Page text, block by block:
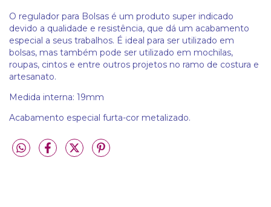
O regulador para Bolsas é um produto super indicado
devido a qualidade e resistência, que dá um acabamento
especial a seus trabalhos. É ideal para ser utilizado em
bolsas, mas também pode ser utilizado em mochilas,
roupas, cintos e entre outros projetos no ramo de costura e
artesanato.
Medida interna: 19mm
Acabamento especial furta-cor metalizado.